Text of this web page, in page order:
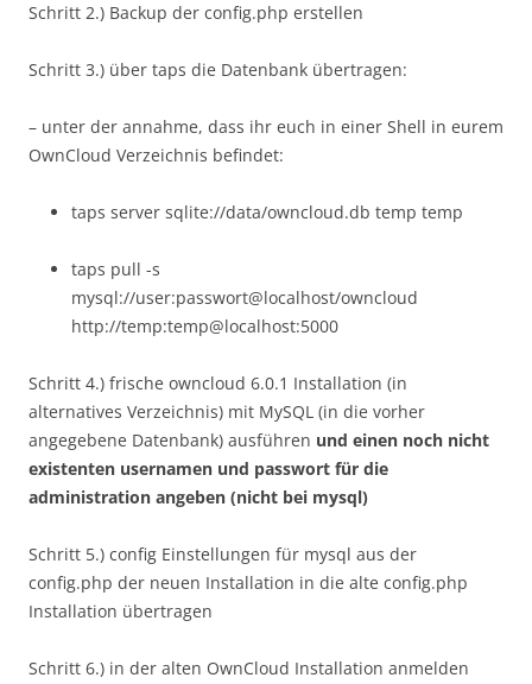
Schritt 2.) Backup der config.php erstellen
Schritt 3.) über taps die Datenbank übertragen:
– unter der annahme, dass ihr euch in einer Shell in eurem
OwnCloud Verzeichnis befindet:
taps server sqlite://data/owncloud.db temp temp
taps pull -s
mysql://user:passwort@localhost/owncloud
http://temp:temp@localhost:5000
Schritt 4.) frische owncloud 6.0.1 Installation (in
alternatives Verzeichnis) mit MySQL (in die vorher
angegebene Datenbank) ausführen und einen noch nicht
existenten usernamen und passwort für die
administration angeben (nicht bei mysql)
Schritt 5.) config Einstellungen für mysql aus der
config.php der neuen Installation in die alte config.php
Installation übertragen
Schritt 6.) in der alten OwnCloud Installation anmelden